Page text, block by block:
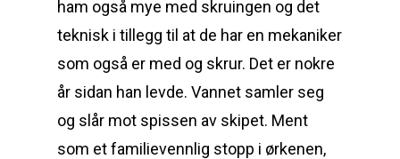
ham også mye med skruingen og det
teknisk i tillegg til at de har en mekaniker
som også er med og skrur. Det er nokre
år sidan han levde. Vannet samler seg
og slår mot spissen av skipet. Ment
som et familievennlig stopp i ørkenen,